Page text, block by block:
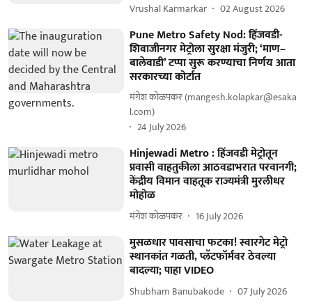
Vrushal Karmarkar 02 August 2026
Pune Metro Safety Nod: हिंजवडी-
शिवाजीनगर मेट्रोला सुरक्षा मंजुरी; ‘माण–
बालेवाडी’ टप्पा सुरू करण्याचा निर्णय आता
सरकारच्या कोर्टात
मंगेश कोळपकर (mangesh.kolapkar@esaka
l.com)
24 July 2026
Hinjewadi Metro : हिंजवडी मेट्रोतून
प्रवासी वाहतुकीला आठवडाभरात परवानगी;
केंद्रीय विमान वाहतूक राज्यमंत्री मुरलीधर
मोहोळ
मंगेश कोळपकर 16 July 2026
मुसळधार पावसाचा फटका! स्वारगेट मेट्रो
स्थानकांत गळती, प्लॅटफॉर्मवर ठेवल्या
बादल्या; पाहा VIDEO
Shubham Banubakode 07 July 2026